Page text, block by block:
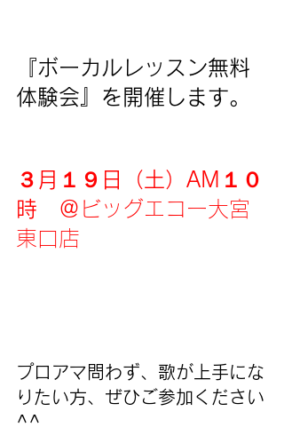
『ボーカルレッスン無料
体験会』を開催します。
３月１９日（土）AM１０
時　＠ ビッグエコー大宮
東口店
プロアマ問わず、歌が上手にな
りたい方、ぜひご参加ください
^^